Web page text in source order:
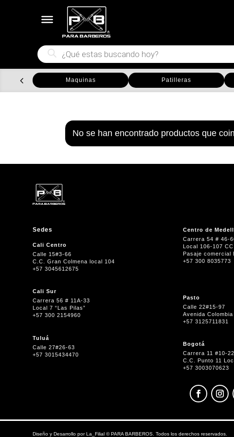
Búsqueda
de
productos
Maquinas Patilleras
No se han encontrado productos que
Sedes
Cali Centro
Calle 15#3-66
C.C. Gran Colmena local 104
+57 3045612675
Cali Sur
Carrera 56 # 11A-33
Local 7 “Las Pilas”
+57 300 2154960
Tuluá
Calle 27#26-63
+57 3015434470
Centro de
Carrera 54 # 46-
Local 106-107
Pasaje comercial
+57 300 8035773
Pasto
Calle 22#15-97
Avenida Colombia
+57 3125711831
Bogotá
Carrera 11 #10-22
C.C. Punto 11
+57 3003070623
Diseño y Desarrollo porLa_Filial ©PARA BARBEROS. Todos los derechos reservados.